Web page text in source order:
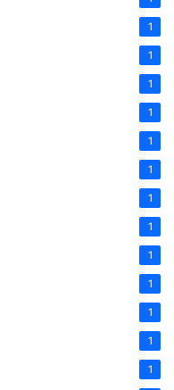
1
1
1
1
1
1
1
1
1
1
1
1
1